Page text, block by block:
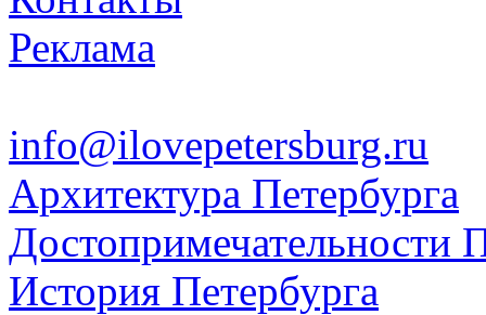
Реклама
info@ilovepetersburg.ru
Архитектура Петербурга
Достопримечательности
История Петербурга